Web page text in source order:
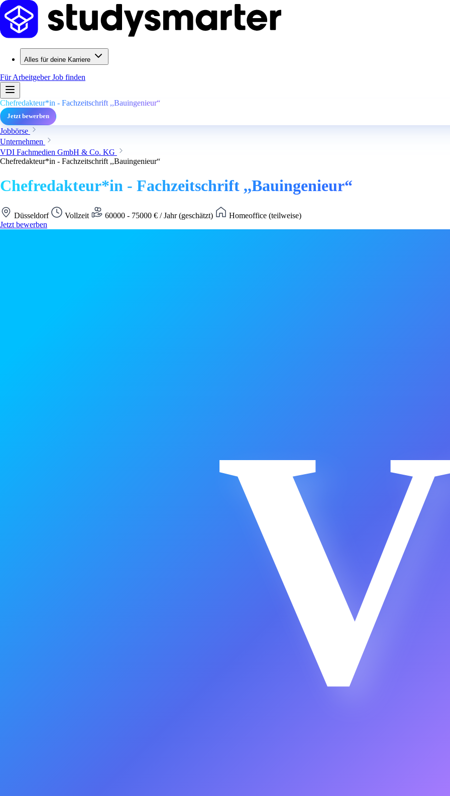
Alles für deine Karriere
Für ArbeitgeberJob finden
Chefredakteur*in - Fachzeitschrift ,,Bauingenieur“
Jetzt bewerben
Jobbörse
Unternehmen
VDI Fachmedien GmbH & Co. KG
Chefredakteur*in - Fachzeitschrift ,,Bauingenieur“
Chefredakteur*in - Fachzeitschrift ,,Bauingenieur“
Düsseldorf Vollzeit 60000 - 75000 € / Jahr (geschätzt)
Homeoffice (teilweise)
Jetzt bewerben